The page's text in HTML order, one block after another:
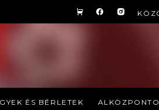
ÉS BÉRLETEK